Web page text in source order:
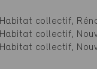
Habitat collectif,
Habitat collectif,
Habitat collectif,